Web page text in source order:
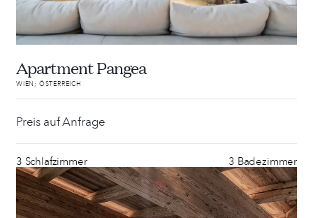
Apartment Pangea
WIEN; ÖSTERREICH
Preis auf Anfrage
3 Schlafzimmer 3 Badezimmer